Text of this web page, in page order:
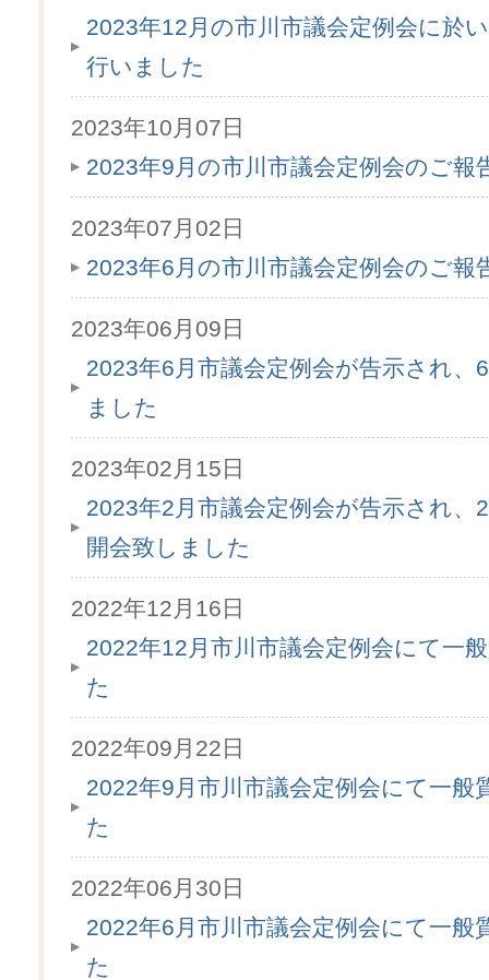
2023年12月の市川市議会定例会に於
行いました
2023年10月07日
2023年9月の市川市議会定例会のご報
2023年07月02日
2023年6月の市川市議会定例会のご報
2023年06月09日
2023年6月市議会定例会が告示され、
ました
2023年02月15日
2023年2月市議会定例会が告示され、
開会致しました
2022年12月16日
2022年12月市川市議会定例会にて一
た
2022年09月22日
2022年9月市川市議会定例会にて一般
た
2022年06月30日
2022年6月市川市議会定例会にて一般
た